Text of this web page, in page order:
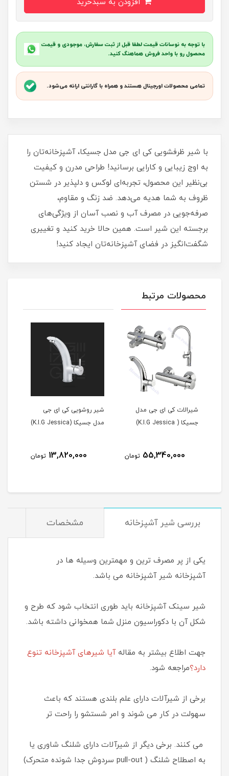
با توجه به نوسانات قیمت لطفا قبل از ثبت سفارش، موجودی و قیمت
محصول رو با واحد فروش هماهنگ کنید.
تمامی محصولات اورجینال هستند و همراه با گارانتی ارائه می‌شود.
با شیر ظرفشویی کی ای جی مدل جسیکا، آشپزخانه‌تان را
به اوج زیبایی و کارایی برسانید! طراحی مدرن و کیفیت
بی‌نظیر این محصول، تجربه‌ای لوکس و دلپذیر در شستن
ظروف به شما هدیه می‌دهد. ضد زنگ و مقاوم،
صرفه‌جویی در مصرف آب و نصب آسان از ویژگی‌های
برجسته این شیر است. همین حالا خرید کنید و تغییری
شگفت‌انگیز در فضای آشپزخانه‌تان ایجاد کنید!
محصولات مرتبط
شیرالات کی ای جی مدل
جسیکا ( K.I.G Jessica)
55,340,000 تومان
شیر روشویی کی ای جی
مدل جسیکا (K.I.G Jessica)
13,820,000 تومان
بررسی شیر آشپزخانه مشخصات
یکی از پر مصرف ترین و مهمترین وسیله ها در
آشپزخانه شیر آشپزخانه می باشد.
شیر سینک آشپزخانه باید طوری انتخاب شود که طرح و
شکل آن با دکوراسیون منزل شما همخوانی داشته باشد.
جهت اطلاع بیشتر به مقالهآیا شیرهای آشپزخانه تنوع
دارد؟مراجعه شود.
برخی از شیرآلات دارای علم بلندی هستند که باعث
سهولت در کار می شوند و امر شستشو را راحت تر
می کنند. برخی دیگر از شیرآلات دارای شلنگ شاوری یا
به اصطلاح شلنگ ( pull-out سردوش جدا شونده متحرک)